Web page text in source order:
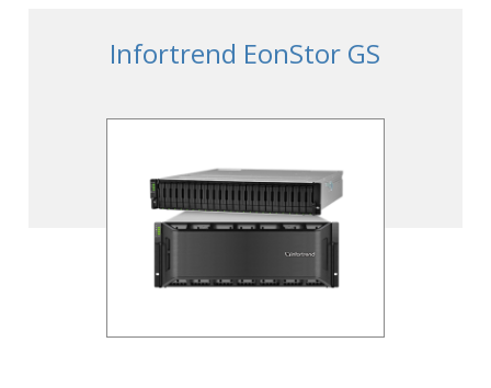
Infortrend EonStor GS